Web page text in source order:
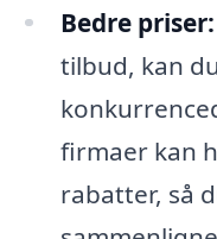
Bedre priser:
tilbud, kan
firmaer kan
rabatter, så